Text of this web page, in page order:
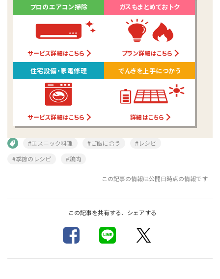
プロのエアコン掃除
サービス詳細はこちら
ガスもまとめておトク
プラン詳細はこちら
住宅設備・家電修理
サービス詳細はこちら
でんきを上手につかう
詳細はこちら
#エスニック料理 #ご飯に合う
#レシピ
#季節のレシピ
#鶏肉
この記事の情報は公開日時点の情報です
この記事を共有する、シェアする